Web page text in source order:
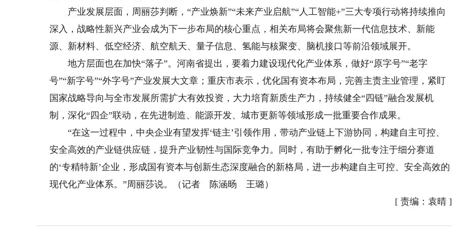
产业发展层面，周丽莎判断，“产业焕新”“未来产业启航”“人工智能+”三大专项行动将持续推向
深入，战略性新兴产业会成为下一步布局的核心重点，相关布局将会聚焦新一代信息技术、新能
源、新材料、低空经济、航空航天、量子信息、氢能与核聚变、脑机接口等前沿领域展开。
地方层面也在加快“落子”。河南省提出，要着力建设现代化产业体系，做好“原字号”“老字
号”“新字号”“外字号”产业发展大文章；重庆市表示，优化国有资本布局，完善主责主业管理，紧盯
国家战略导向与全市发展所需扩大有效投资，大力培育新质生产力，持续健全“四链”融合发展机
制，深化“四企”联动，在先进制造、能源开发、城市更新等领域形成一批重要合作成果。
“在这一过程中，中央企业有望发挥‘链主’引领作用，带动产业链上下游协同，构建自主可控、
安全高效的产业链供应链，提升产业韧性与国际竞争力。同时，有助于孵化一批专注于细分赛道
的‘专精特新’企业，形成国有资本与创新生态深度融合的新格局，进一步构建自主可控、安全高效的
现代化产业体系。”周丽莎说。（记者 陈涵旸 王璐）
[ 责编：袁晴 ]